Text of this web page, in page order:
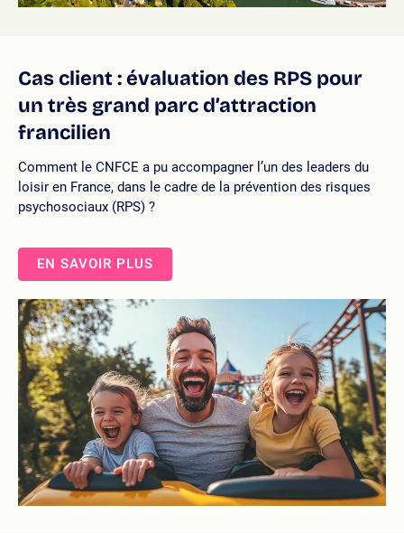
Cas client : évaluation des RPS pour
un très grand parc d’attraction
francilien
Comment le CNFCE a pu accompagner l’un des leaders du
loisir en France, dans le cadre de la prévention des risques
psychosociaux (RPS) ?
EN SAVOIR PLUS